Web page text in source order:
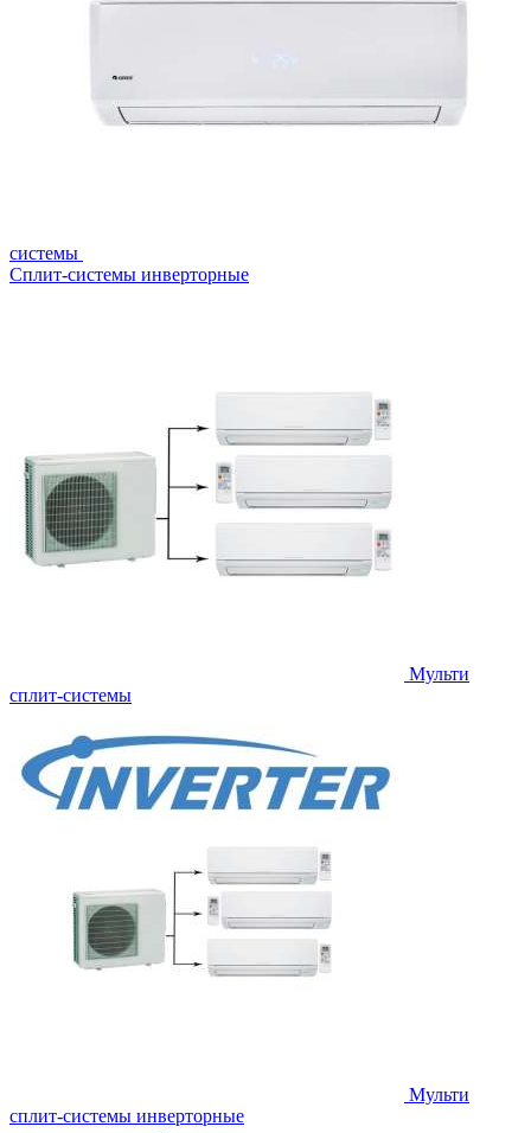
системы
Сплит-системы инверторные
Мульти
сплит-системы
Мульти
сплит-системы инверторные